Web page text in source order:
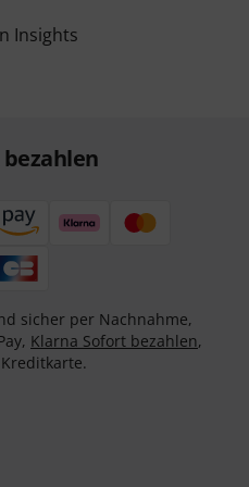
Insights
sicher per Nachnahme,
Klarna Sofort bezahlen,